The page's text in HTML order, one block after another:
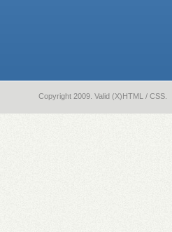
Copyright 2009. Valid (X)HTML / CSS.